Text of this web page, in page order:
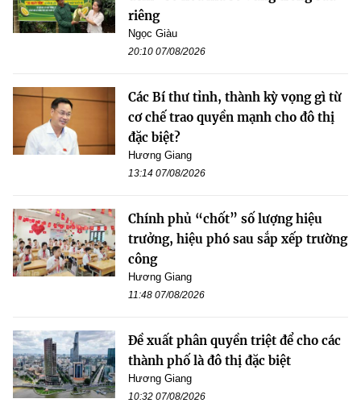
riêng
Ngọc Giàu
20:10 07/08/2026
Các Bí thư tỉnh, thành kỳ vọng gì từ
cơ chế trao quyền mạnh cho đô thị
đặc biệt?
Hương Giang
13:14 07/08/2026
Chính phủ “chốt” số lượng hiệu
trưởng, hiệu phó sau sắp xếp trường
công
Hương Giang
11:48 07/08/2026
Đề xuất phân quyền triệt để cho các
thành phố là đô thị đặc biệt
Hương Giang
10:32 07/08/2026